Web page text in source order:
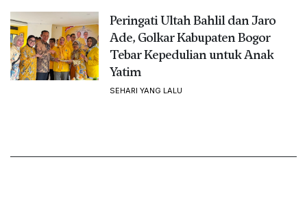
Peringati Ultah Bahlil dan Jaro
Ade, Golkar Kabupaten Bogor
Tebar Kepedulian untuk Anak
Yatim
SEHARI YANG LALU